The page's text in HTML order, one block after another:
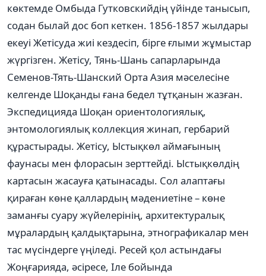
көктемде Омбыда Гутковскийдің үйінде танысып,
содан былай дос боп кеткен. 1856-1857 жылдары
екеуі Жетісуда жиі кездесіп, бірге ғлыми жұмыстар
жүргізген. Жетісу, Тянь-Шань сапарларында
Семенов-Тять-Шанский Орта Азия мәселесіне
келгенде Шоқанды ғана бедел тұтқанын жазған.
Экспедицияда Шоқан ориентологиялық,
энтомологиялық коллекция жинап, гербарий
құрастырады. Жетісу, Ыстықкөл аймағының
фаунасы мен флорасын зерттейді. Ыстықкөлдің
картасын жасауға қатынасады. Сол алаптағы
қираған көне қаллардың мәдениетіне – көне
заманғы суару жүйелерінің, архитектуралық
мұралардың қалдықтарына, этнографикалар мен
тас мүсіндерге үңіледі. Ресей қол астындағы
Жоңғарияда, әсіресе, Іле бойында